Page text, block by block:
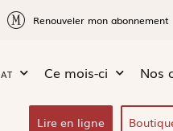
Renouveler mon abonnement
Ce mois-ci Nos
Lire en ligne